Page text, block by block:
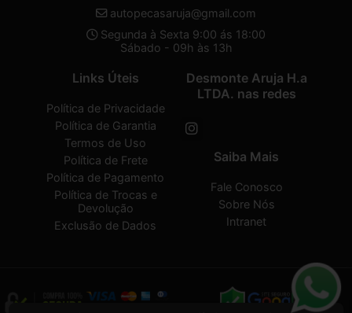
autopecasaruja@gmail.com
Segunda à Sexta 9:00 ás 18:00
Sábado - 09h às 13h
Links Úteis
Política de Privacidade
Política de Garantia
Termos de Uso
Política de Frete
Política de Pagamento
Política de Trocas e
Devolução
Exclusão de Dados
Desmonte Aruja H.a
LTDA. nas redes
Saiba Mais
Fale Conosco
Sobre Nós
Intranet